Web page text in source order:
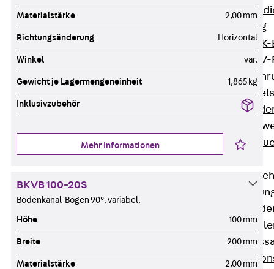
GFK-Bewehrung
Zurück
FIBERNOX®
Zurück
Zurück
Zurück
Materialstärke 2,00 mm
Richtungsänderung Horizontal
Winkel var.
Gewicht je Lagermengeneinheit 1,865 kg
Inklusivzubehör
Mehr Informationen
BKVB 100-20S
Bodenkanal-Bogen 90°, variabel,
Höhe 100 mm
Breite 200 mm
Materialstärke 2,00 mm